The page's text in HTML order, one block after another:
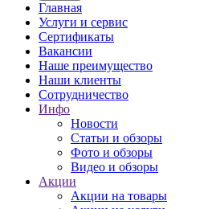
Главная
Услуги и сервис
Сертификаты
Вакансии
Наше преимущество
Наши клиенты
Сотрудничество
Инфо
Новости
Статьи и обзоры
Фото и обзоры
Видео и обзоры
Акции
Акции на товары